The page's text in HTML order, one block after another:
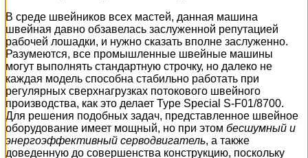
В среде швейников всех мастей, данная машина
швейная давно обзавелась заслуженной репутацией
рабочей лошадки, и нужно сказать вполне заслуженно.
Разумеются, все промышленные швейные машины
могут выполнять стандартную строчку, но далеко не
каждая модель способна стабильно работать при
регулярных сверхнагрузках потокового швейного
производства, как это делает Type Special S-F01/8700.
Для решения подобных задач, представленное швейное
оборудование имеет мощный, но при этом бесшумный и
энергоэффективный серводвигатель, а также
доведенную до совершенства конструкцию, поскольку